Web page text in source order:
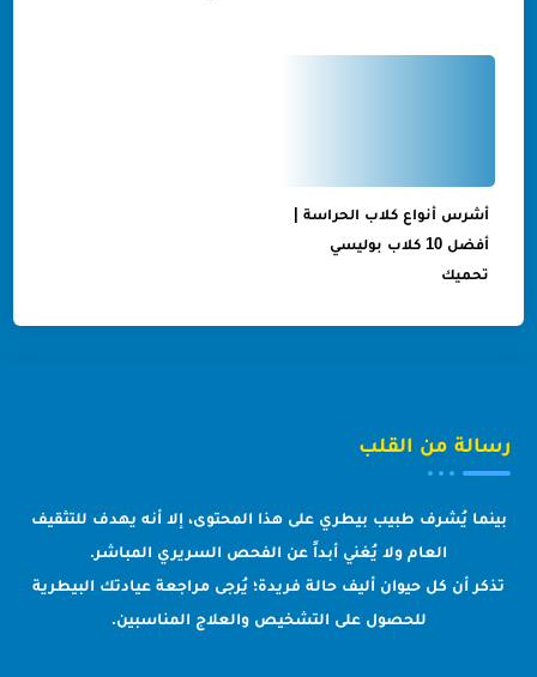
أشرس أنواع كلاب الحراسة |
أفضل 10 كلاب بوليسي
تحميك
رسالة من القلب
بينما يُشرف طبيب بيطري على هذا المحتوى، إلا أنه يهدف للتثقيف
العام ولا يُغني أبداً عن الفحص السريري المباشر.
تذكر أن كل حيوان أليف حالة فريدة؛ يُرجى مراجعة عيادتك البيطرية
للحصول على التشخيص والعلاج المناسبين.